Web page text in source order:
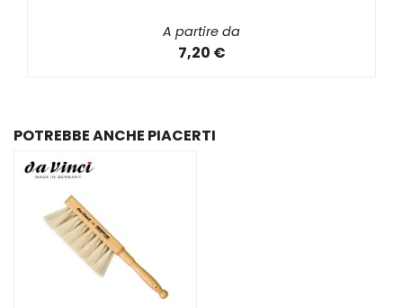
A partire da
7,20 €
POTREBBE ANCHE PIACERTI